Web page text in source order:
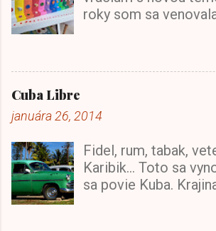
roky som sa
vytvorení domova.
to tie moje deti
dosť výživné :-) a
darčekov sa z
(3x!). Hračky všade,
Cuba Libre
januára 26, 2014
Fidel, rum, tabak,
Karibik... Toto sa
sa povie Kuba.
zaujímavejšou